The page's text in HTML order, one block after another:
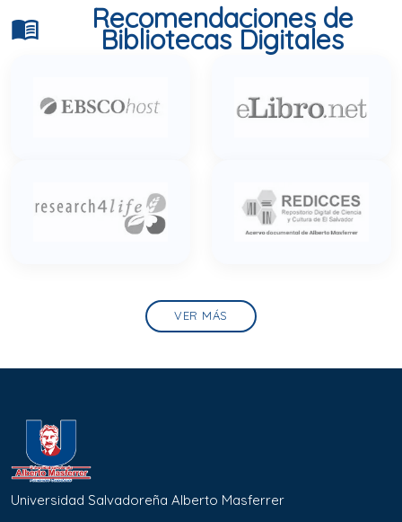
menu_book Recomendaciones de
Bibliotecas Digitales
VER MÁS
Universidad Salvadoreña Alberto Masferrer